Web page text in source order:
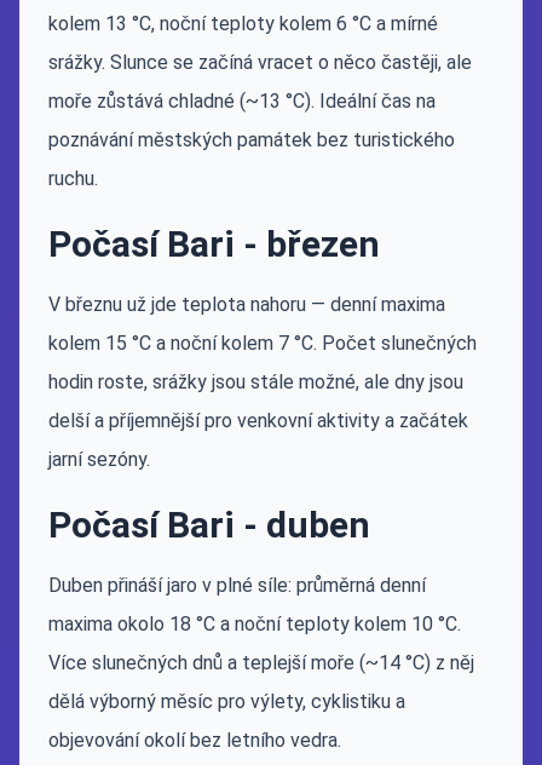
kolem 13 °C, noční teploty kolem 6 °C a mírné
srážky. Slunce se začíná vracet o něco častěji, ale
moře zůstává chladné (~13 °C). Ideální čas na
poznávání městských památek bez turistického
ruchu.
Počasí Bari - březen
V březnu už jde teplota nahoru — denní maxima
kolem 15 °C a noční kolem 7 °C. Počet slunečných
hodin roste, srážky jsou stále možné, ale dny jsou
delší a příjemnější pro venkovní aktivity a začátek
jarní sezóny.
Počasí Bari - duben
Duben přináší jaro v plné síle: průměrná denní
maxima okolo 18 °C a noční teploty kolem 10 °C.
Více slunečných dnů a teplejší moře (~14 °C) z něj
dělá výborný měsíc pro výlety, cyklistiku a
objevování okolí bez letního vedra.